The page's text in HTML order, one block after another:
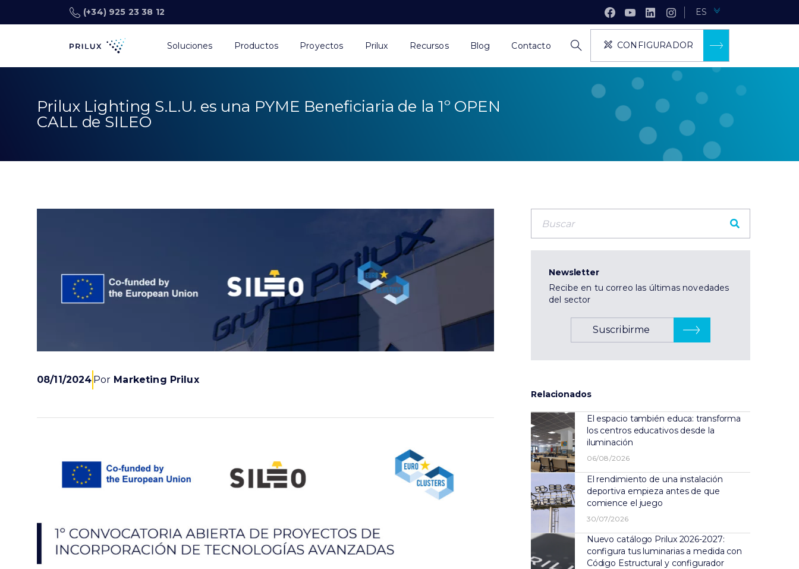
(+34) 925 23 38 12 ES
Soluciones Productos Proyectos Prilux Recursos Blog Contacto CONFIGURADOR
Prilux Lighting S.L.U. es una PYME Beneficiaria de la 1º OPEN
CALL de SILEO
08/11/2024 Por Marketing Prilux
Newsletter
Recibe en tu correo las últimas novedades
del sector
Suscribirme
Relacionados
El espacio también educa: transforma
los centros educativos desde la
iluminación
06/08/2026
El rendimiento de una instalación
deportiva empieza antes de que
comience el juego
30/07/2026
Nuevo catálogo Prilux 2026-2027:
configura tus luminarias a medida con
Código Estructural y configurador